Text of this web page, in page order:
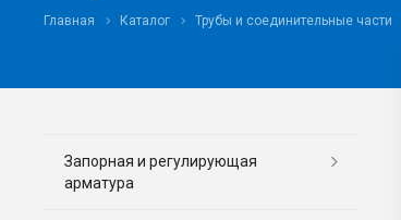
Главная Каталог Трубы и соединительные части
Запорная и регулирующая
арматура